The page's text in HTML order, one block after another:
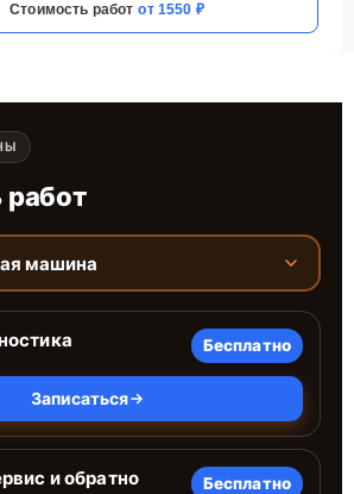
Стоимость работ от 1550 ₽
работ
машина
Бесплатно
Записаться
и обратно Бесплатно